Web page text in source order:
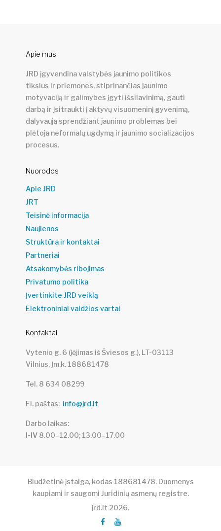
Apie mus
JRD įgyvendina valstybės jaunimo politikos
tikslus ir priemones, stiprinančias jaunimo
motyvaciją ir galimybes įgyti išsilavinimą, gauti
darbą ir įsitraukti į aktyvų visuomeninį gyvenimą,
dalyvauja sprendžiant jaunimo problemas bei
plėtoja neformalų ugdymą ir jaunimo socializacijos
procesus.
Nuorodos
Apie JRD
JRT
Teisinė informacija
Naujienos
Struktūra ir kontaktai
Partneriai
Atsakomybės ribojimas
Privatumo politika
Įvertinkite JRD veiklą
Elektroniniai valdžios vartai
Kontaktai
Vytenio g. 6 (įėjimas iš Šviesos g.), LT-03113
Vilnius, Įm.k. 188681478
Tel. 8 634 08299
El. paštas info@jrd.lt
Darbo laikas
I-IV 8.00–12.00; 13.00–17.00
Biudžetinė įstaiga, kodas 188681478. Duomenys
kaupiami ir saugomi Juridinių asmenų registre.
jrd.lt 2026.